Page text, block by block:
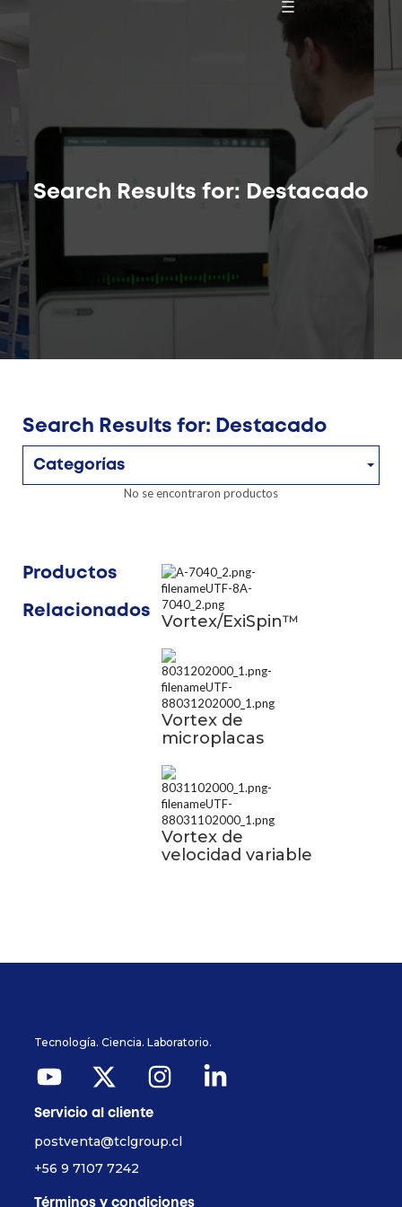
Search Results for: Destacado
Search Results for: Destacado
Categorías
No se encontraron productos
Productos
Relacionados
Vortex/ExiSpin™
Vortex de
microplacas
Vortex de
velocidad variable
Tecnología. Ciencia. Laboratorio.
Servicio al cliente
postventa@tclgroup.cl
+56 9 7107 7242
Términos y condiciones